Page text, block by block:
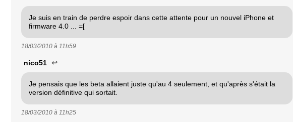
Je suis en train de perdre espoir dans cette attente pour un nouvel iPhone et
firmware 4.0 ... =[
18/03/2010 à 11h59
nico51 ↩
Je pensais que les beta allaient juste qu'au 4 seulement, et qu'après s'était la
version définitive qui sortait.
18/03/2010 à 11h25